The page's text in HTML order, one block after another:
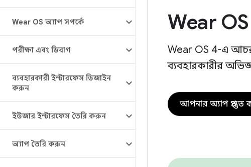
Wear OS অ্যাপ সম্পর্কে
পরীক্ষা এবং ডিবাগ
ব্যবহারকারী ইন্টারফেস ডিজাইন
করুন
ইউজার ইন্টারফেস তৈরি করুন
অ্যাপ তৈরি করুন
Wear
Wear OS 4-এ
ব্যবহারকারীর
আপনার অ্যাপ